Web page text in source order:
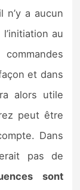
n’y a aucun
au
et dans
alors utile
peut être
Dans
pas de
sont